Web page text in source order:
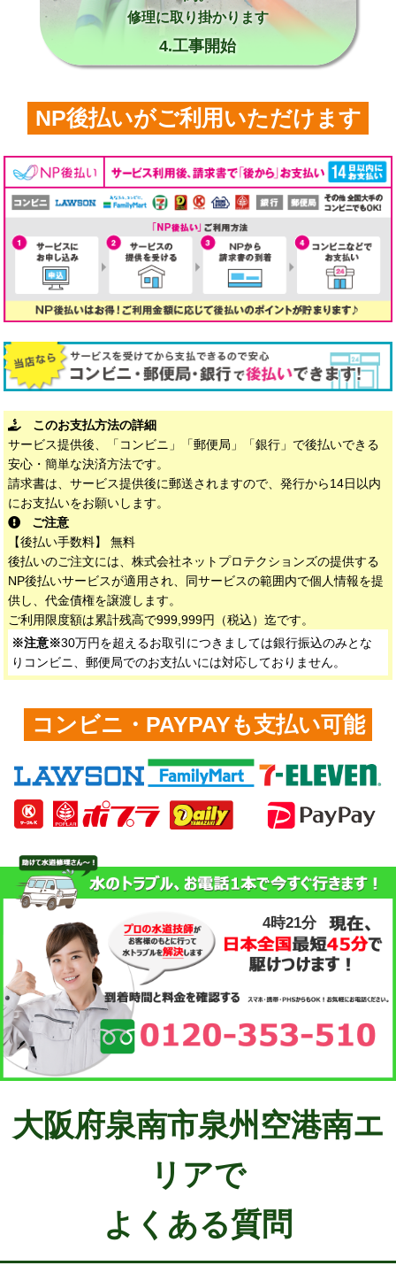
修理に取り掛かります
4.工事開始
NP後払いがご利用いただけます
このお支払方法の詳細
サービス提供後、「コンビニ」「郵便局」「銀行」で後払いできる
安心・簡単な決済方法です。
請求書は、サービス提供後に郵送されますので、発行から14日以内
にお支払いをお願いします。
ご注意
【後払い手数料】 無料
後払いのご注文には、株式会社ネットプロテクションズの提供する
NP後払いサービスが適用され、同サービスの範囲内で個人情報を提
供し、代金債権を譲渡します。
ご利用限度額は累計残高で999,999円（税込）迄です。
※注意※30万円を超えるお取引につきましては銀行振込のみとな
りコンビニ、郵便局でのお支払いには対応しておりません。
コンビニ・PAYPAYも支払い可能
4時21分
大阪府泉南市泉州空港南エ
リアで
よくある質問